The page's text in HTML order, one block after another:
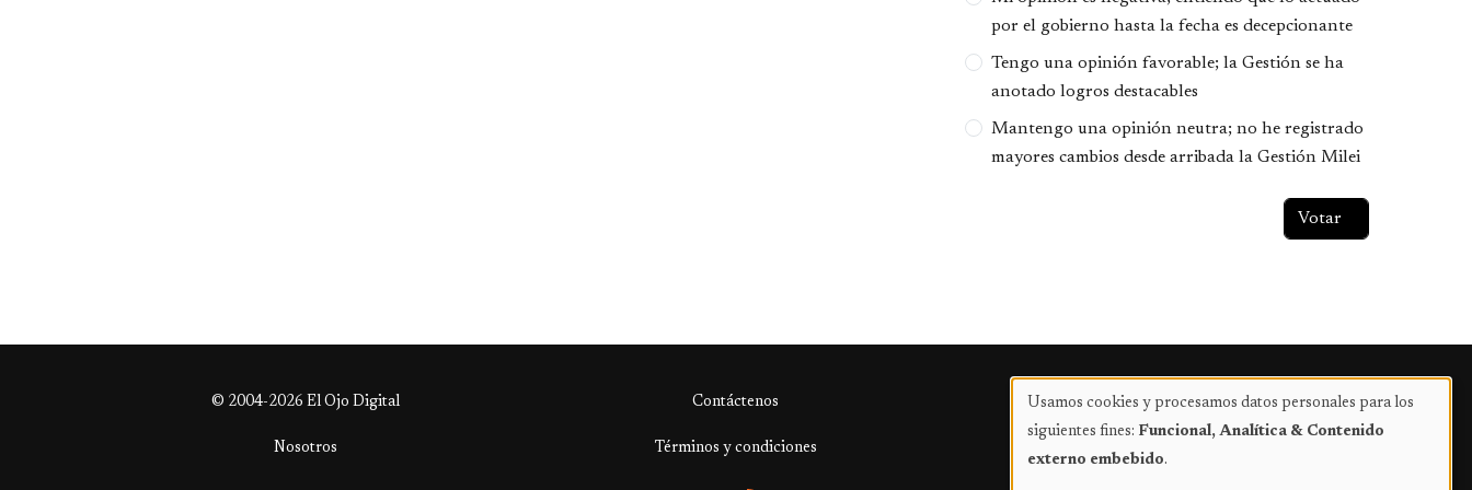
por el gobierno hasta la fecha es decepcionante
Tengo una opinión favorable; la Gestión se ha
anotado logros destacables
Mantengo una opinión neutra; no he registrado
mayores cambios desde arribada la Gestión Milei
© 2004-2026 El Ojo Digital Contáctenos Publicidad
Nosotros Términos y condiciones
Uso
de
Usamos cookies y procesamos datos personales para los
siguientes fines: Funcional, Analítica & Contenido
externo embebido.